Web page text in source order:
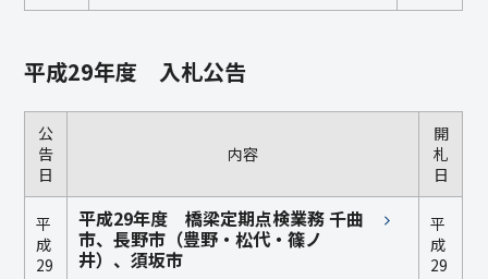
平成29年度 入札公告
公
告
日
内容
開
札
日
平
成
29
平成29年度 橋梁定期点検業務 千曲
市、長野市（豊野・松代・篠ノ
井）、須坂市
平
成
29